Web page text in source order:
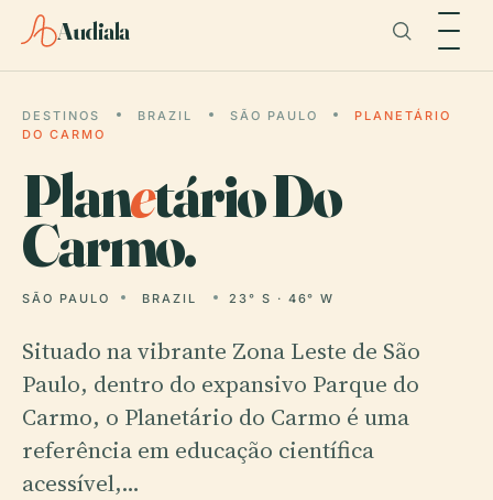
Audiala
DESTINOS BRAZIL SÃO PAULO
PLANETÁRIO
DO CARMO
Planetário Do
Carmo.
SÃO PAULO BRAZIL 23° S · 46° W
Situado na vibrante Zona Leste de São
Paulo, dentro do expansivo Parque do
Carmo, o Planetário do Carmo é uma
referência em educação científica
acessível,…